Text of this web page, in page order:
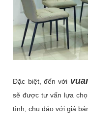
Đặc biệt, đến với
sẽ được tư vấn lựa
tình, chu đáo với giá